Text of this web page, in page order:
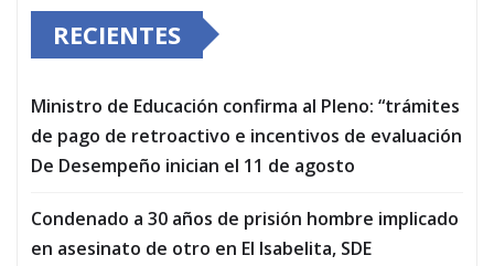
RECIENTES
Ministro de Educación confirma al Pleno: “trámites
de pago de retroactivo e incentivos de evaluación
De Desempeño inician el 11 de agosto
Condenado a 30 años de prisión hombre implicado
en asesinato de otro en El Isabelita, SDE